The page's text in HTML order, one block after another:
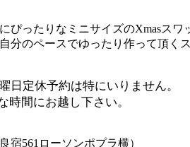
ぴったりなミニサイズのXmasスワ
分のペースでゆったり作って頂く
日定休予約は特にいりません。
時間にお越し下さい。
宿561ローソンポプラ横）